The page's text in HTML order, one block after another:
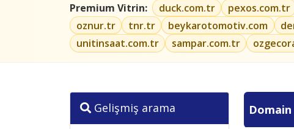
Premium Vitrin: duck.com.tr pexos.com.tr
oznur.tr
tnr.tr beykarotomotiv.com
unitinsaat.com.tr
sampar.com.tr
Gelişmiş arama Domain